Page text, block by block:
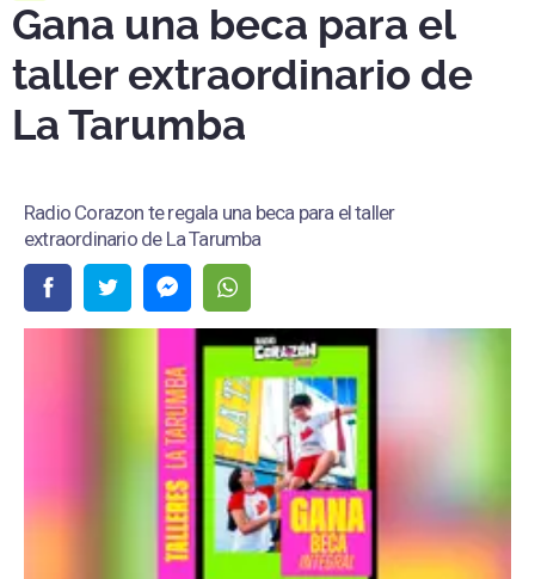
Gana una beca para el
taller extraordinario de
La Tarumba
Radio Corazon te regala una beca para el taller
extraordinario de La Tarumba